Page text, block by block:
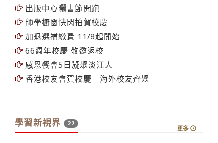
赴香港招生 校友會鼎力相挺
出版中心曬書節開跑
師學櫥窗快閃拍賀校慶
加退選補繳費 11/8起開始
66週年校慶 敬邀返校
感恩餐會5日凝聚淡江人
學習新視界